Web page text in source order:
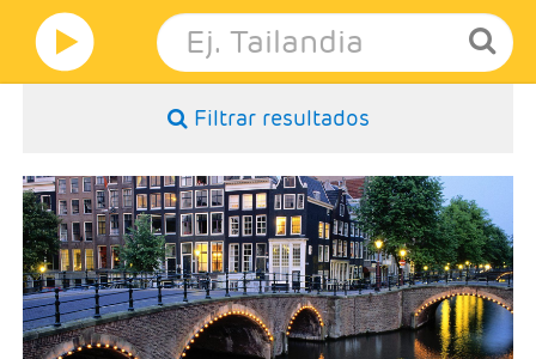
Filtrar resultados
- Salidas: Domingos
- Ruta: 3 noches París, 1Bruselas, 1 Brujas, 2 Amsterdam, 1
Frankfurt
- Categoría hotelera: 4*
- Régimen: AD